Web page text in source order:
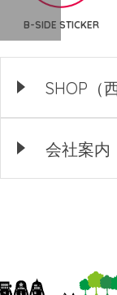
B-SIDE STICKER
SHOP（西
会社案内